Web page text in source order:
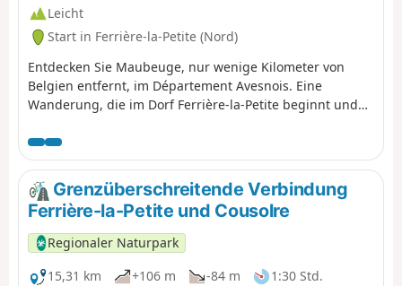
Leicht
Start in Ferrière-la-Petite (Nord)
Entdecken Sie Maubeuge, nur wenige Kilometer von
Belgien entfernt, im Département Avesnois. Eine
Wanderung, die im Dorf Ferrière-la-Petite beginnt und
Festungsanlagen von Vauban, eine geschichtsträchtige
Stadt mit ihren Museen, Gärten und Parks. Wandern Sie
entlang der Sambre und vergessen Sie bei Ihrer Ankunft
nicht den herrlichen Zoo von Maubeuge.
Grenzüberschreitende Verbindung
Ferrière-la-Petite und Cousolre
Regionaler Naturpark
15,31 km
+106 m -84 m
1:30 Std.